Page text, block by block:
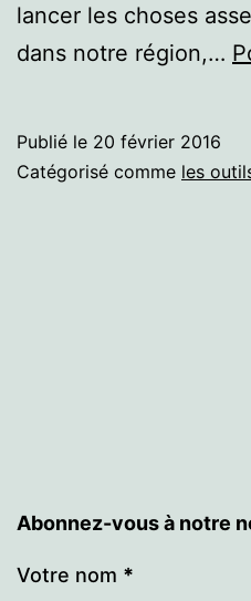
lancer les choses
dans notre région,…
Publié le 20 février 2016
Catégorisé comme les
Abonnez-vous à notre
Votre nom *